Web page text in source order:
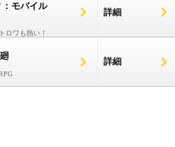
：モバイル
ロワも熱い！
詳細
詳細